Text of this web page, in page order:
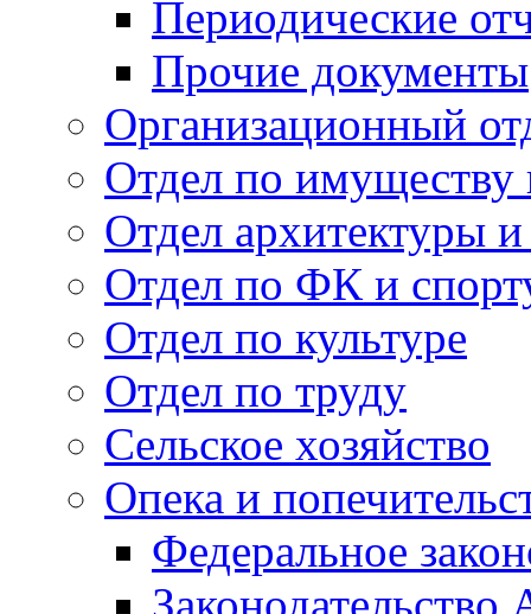
Периодические
Прочие документы
Организационный
Отдел по
Отдел архитектуры и
Отдел по ФК и
Отдел по культуре
Отдел по труду
Сельское хозяйство
Опека и
Федеральное
Законодательство